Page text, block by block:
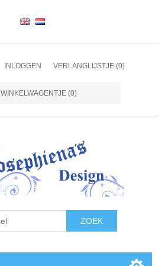
INLOGGEN VERLANGLIJSTJE (0)
WINKELWAGENTJE (0)
ZOEK